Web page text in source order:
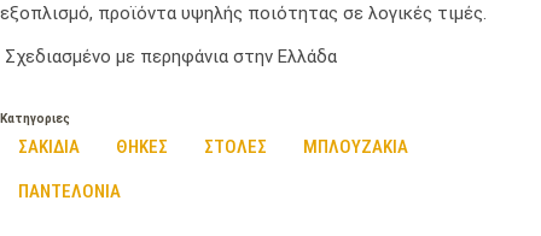
εξοπλισμό, προϊόντα υψηλής ποιότητας σε λογικές τιμές.
Σχεδιασμένο με περηφάνια στην Ελλάδα
Κατηγοριες
ΣΑΚΙΔΙΑ ΘΗΚΕΣ ΣΤΟΛΕΣ ΜΠΛΟΥΖΑΚΙΑ
ΠΑΝΤΕΛΟΝΙΑ